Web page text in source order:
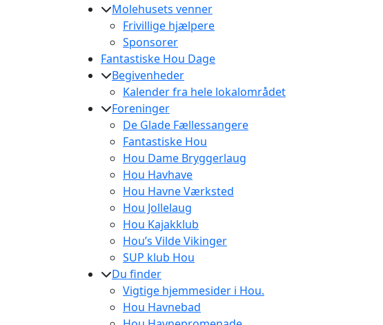
Molehusets venner
Frivillige hjælpere
Sponsorer
Fantastiske Hou Dage
Begivenheder
Kalender fra hele lokalområdet
Foreninger
De Glade Fællessangere
Fantastiske Hou
Hou Dame Bryggerlaug
Hou Havhave
Hou Havne Værksted
Hou Jollelaug
Hou Kajakklub
Hou’s Vilde Vikinger
SUP klub Hou
Du finder
Vigtige hjemmesider i Hou.
Hou Havnebad